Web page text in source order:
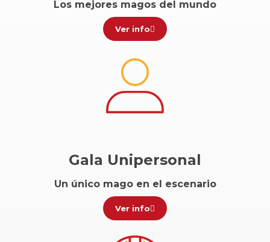
Los mejores magos del mundo
Ver info
Gala Unipersonal
Un único mago en el escenario
Ver info